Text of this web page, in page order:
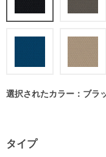
選択されたカラー：ブラ
タイプ